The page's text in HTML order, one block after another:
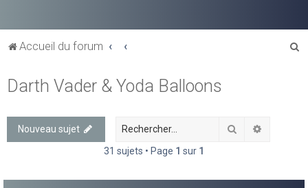
Accueil du forum
h
Darth Vader & Yoda Balloons
Nouveau sujet Rechercher
31 sujets • Page 1 sur 1